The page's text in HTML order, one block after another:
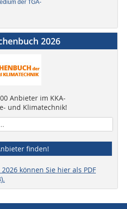
der TGA-
2026
Anbieter im KKA-
und Klimatechnik!
finden!
können Sie hier als PDF